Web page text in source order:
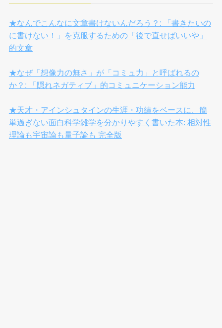
★なんでこんなに文章書けないんだろう？: 「書きたいの
に書けない！」を克服するための「後で直せばいいや」
的文章
★なぜ「想像力の無さ」が「コミュ力」と呼ばれるの
か？: 「隠れネガティブ」的コミュニケーション能力
★天才・アインシュタインの生涯・功績をベースに、簡
単過ぎない面白科学雑学を分かりやすく書いた本: 相対性
理論も宇宙論も量子論も 完全版